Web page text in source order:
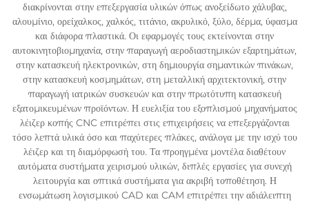
διακρίνονται στην επεξεργασία υλικών όπως ανοξείδωτο χάλυβας,
αλουμίνιο, ορείχαλκος, χαλκός, τιτάνιο, ακρυλικό, ξύλο, δέρμα, ύφασμα
και διάφορα πλαστικά. Οι εφαρμογές τους εκτείνονται στην
αυτοκινητοβιομηχανία, στην παραγωγή αεροδιαστημικών εξαρτημάτων,
στην κατασκευή ηλεκτρονικών, στη δημιουργία σημαντικών πινάκων,
στην κατασκευή κοσμημάτων, στη μεταλλική αρχιτεκτονική, στην
παραγωγή ιατρικών συσκευών και στην πρωτότυπη κατασκευή
εξατομικευμένων προϊόντων. Η ευελιξία του εξοπλισμού μηχανήματος
λέιζερ κοπής CNC επιτρέπει στις επιχειρήσεις να επεξεργάζονται
τόσο λεπτά υλικά όσο και παχύτερες πλάκες, ανάλογα με την ισχύ του
λέιζερ και τη διαμόρφωσή του. Τα προηγμένα μοντέλα διαθέτουν
αυτόματα συστήματα χειρισμού υλικών, διπλές εργασίες για συνεχή
λειτουργία και οπτικά συστήματα για ακριβή τοποθέτηση. Η
ενσωμάτωση λογισμικού CAD και CAM επιτρέπει την αδιάλειπτη